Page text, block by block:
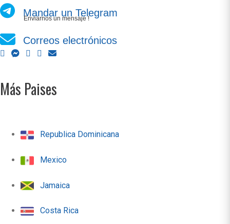
Mandar un Telegram
Enviarnos un mensaje !
Correos electrónicos
Más Paises
Republica Dominicana
Mexico
Jamaica
Costa Rica